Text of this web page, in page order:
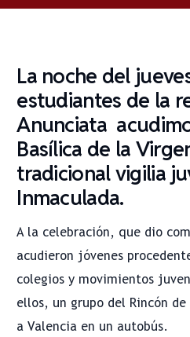
La noche del
estudiantes de la
Anunciata
Basílica de la
tradicionalvigilia
Inmaculada.
A la celebración, que dio
acudieron jóvenes
colegios y movimientos
ellos, un grupo del Rincón
a Valencia en un autobús.